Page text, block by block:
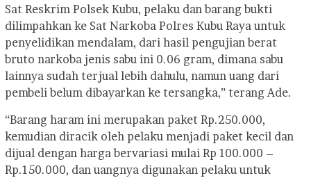
Sat Reskrim Polsek Kubu, pelaku dan barang bukti
dilimpahkan ke Sat Narkoba Polres Kubu Raya untuk
penyelidikan mendalam, dari hasil pengujian berat
bruto narkoba jenis sabu ini 0.06 gram, dimana sabu
lainnya sudah terjual lebih dahulu, namun uang dari
pembeli belum dibayarkan ke tersangka,” terang Ade.
“Barang haram ini merupakan paket Rp.250.000,
kemudian diracik oleh pelaku menjadi paket kecil dan
dijual dengan harga bervariasi mulai Rp 100.000 –
Rp.150.000, dan uangnya digunakan pelaku untuk